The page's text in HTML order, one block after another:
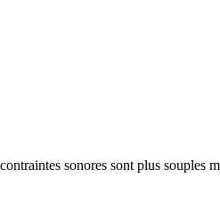
sonores sont plus